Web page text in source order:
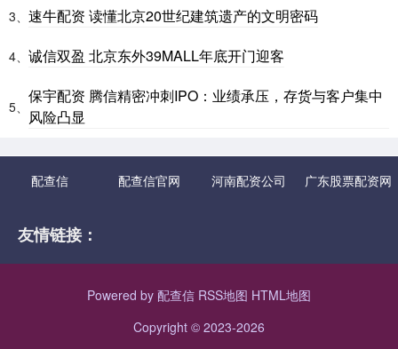
3、 速牛配资 读懂北京20世纪建筑遗产的文明密码
4、 诚信双盈 北京东外39MALL年底开门迎客
5、
保宇配资 腾信精密冲刺IPO：业绩承压，存货与客户集中
风险凸显
配查信 配查信官网 河南配资公司 广东股票配资网
友情链接：
Powered by 配查信 RSS地图 HTML地图
Copyright © 2023-2026